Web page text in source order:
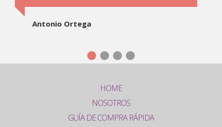
Antonio Ortega
HOME
NOSOTROS
GUÍA DE COMPRA RÁPIDA